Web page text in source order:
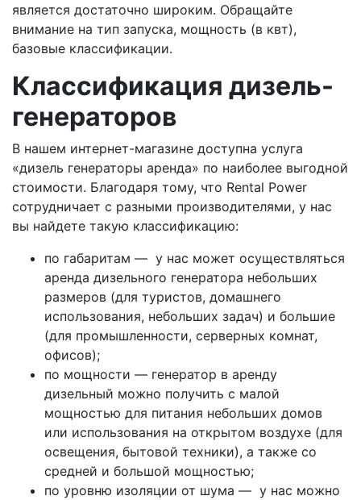
является достаточно широким. Обращайте
внимание на тип запуска, мощность (в квт),
базовые классификации.
Классификация дизель-
генераторов
В нашем интернет-магазине доступна услуга
«дизель генераторы аренда» по наиболее выгодной
стоимости. Благодаря тому, что Rental Power
сотрудничает с разными производителями, у нас
вы найдете такую классификацию:
по габаритам — у нас может осуществляться
аренда дизельного генератора небольших
размеров (для туристов, домашнего
использования, небольших задач) и большие
(для промышленности, серверных комнат,
офисов);
по мощности — генератор в аренду
дизельный можно получить с малой
мощностью для питания небольших домов
или использования на открытом воздухе (для
освещения, бытовой техники), а также со
средней и большой мощностью;
по уровню изоляции от шума — у нас можно